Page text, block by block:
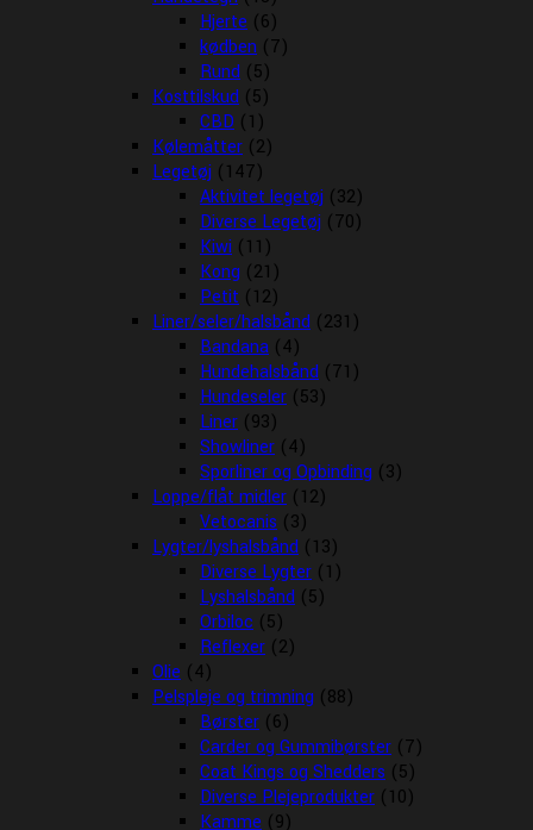
Hjerte (6)
kødben (7)
Rund (5)
Kosttilskud (5)
CBD (1)
Kølemåtter (2)
Legetøj (147)
Aktivitet legetøj (32)
Diverse Legetøj (70)
Kiwi (11)
Kong (21)
Petit (12)
Liner/seler/halsbånd (231)
Bandana (4)
Hundehalsbånd (71)
Hundeseler (53)
Liner (93)
Showliner (4)
Sporliner og Opbinding (3)
Loppe/flåt midler (12)
Vetocanis (3)
Lygter/lyshalsbånd (13)
Diverse Lygter (1)
Lyshalsbånd (5)
Orbiloc (5)
Reflexer (2)
Olie (4)
Pelspleje og trimning (88)
Børster (6)
Carder og Gummibørster (7)
Coat Kings og Shedders (5)
Diverse Plejeprodukter (10)
Kamme (9)